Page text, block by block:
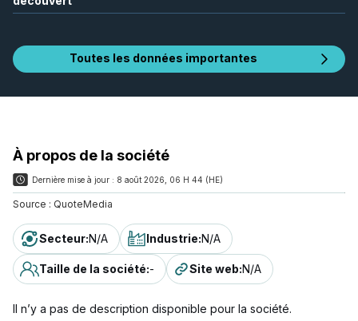
Toutes les données importantes
À propos de la société
Dernière mise à jour : 8 août 2026, 06 H 44 (HE)
Source : QuoteMedia
Secteur:N/A Industrie:N/A
Taille de la société:- Site web:N/A
Il n’y a pas de description disponible pour la société.